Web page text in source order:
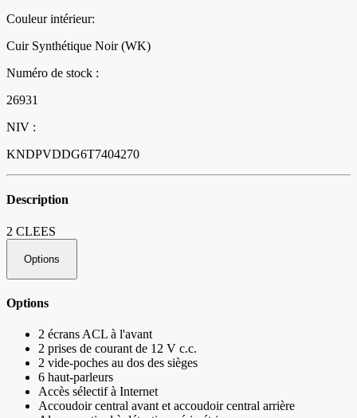
Couleur intérieur:
Cuir Synthétique Noir (WK)
Numéro de stock :
26931
NIV :
KNDPVDDG6T7404270
Description
2 CLEES
Options
Options
2 écrans ACL à l'avant
2 prises de courant de 12 V c.c.
2 vide-poches au dos des sièges
6 haut-parleurs
Accès sélectif à Internet
Accoudoir central avant et accoudoir central arrière